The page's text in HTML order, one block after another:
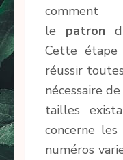
comment
le patron
Cette étape
réussir
nécessaire
tailles
concerne
numéros